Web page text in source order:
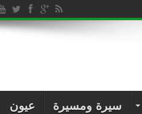
سيرة ومسيرة عيون